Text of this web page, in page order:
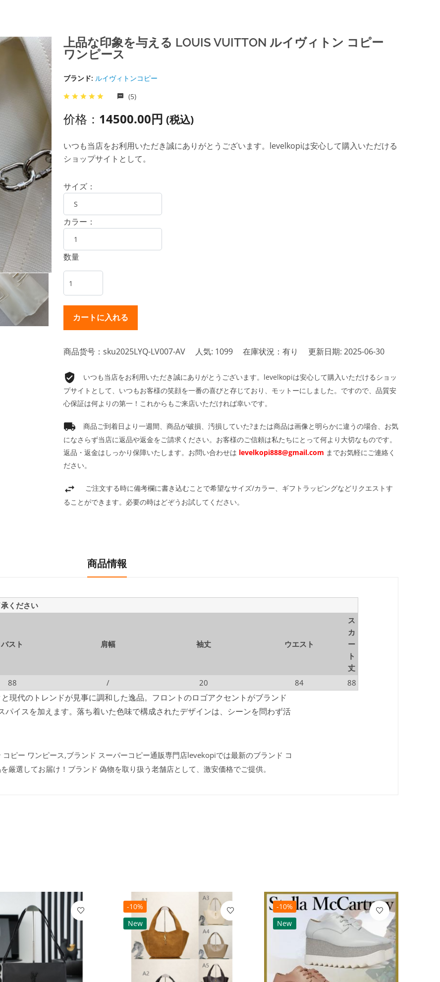
上品な印象を与える LOUIS VUITTON ルイヴィトン コピー
ワンピース
ブランド: ルイヴィトンコピー
(5)
价格： 14500.00円 (税込)
いつも当店をお利用いただき誠にありがとうございます。levelkopiは安心して購入いただける
ショップサイトとして。
サイズ：
カラー：
数量
商品货号：sku2025LYQ-LV007-AV 人気: 1099 在庫状況：有り 更新日期: 2025-06-30
いつも当店をお利用いただき誠にありがとうございます。levelkopiは安心して購入いただけるショッ
プサイトとして、いつもお客様の笑顔を一番の喜びと存じており、モットーにしました。ですので、品質安
心保証は何よりの第一！これからもご来店いただければ幸いです。
商品ご到着日より一週間、商品が破損、汚損していた?または商品は画像と明らかに違うの場合、お気
になさらず当店に返品や返金をご請求ください。お客様のご信頼は私たちにとって何より大切なものです。
返品・返金はしっかり保障いたします。お問い合わせは levelkopi888@gmail.com までお気軽にご連絡く
ださい。
ご注文する時に備考欄に書き込むことで希望なサイズ/カラー、ギフトラッピングなどリクエストす
ることができます。必要の時はどぞうお試してください。
商品情報
ください
バスト 肩幅 袖丈 ウエスト
ス
カ
ー
ト
丈
88 / 20 84 88
現代のトレンドが見事に調和した逸品。フロントのロゴアクセントがブランド
イスを加えます。落ち着いた色味で構成されたデザインは、シーンを問わず活
コピー ワンピース,ブランド スーパーコピー通販専門店levekopiでは最新のブランド コ
厳選してお届け！ブランド 偽物を取り扱う老舗店として、激安価格でご提供。
-10%
New
-10%
New